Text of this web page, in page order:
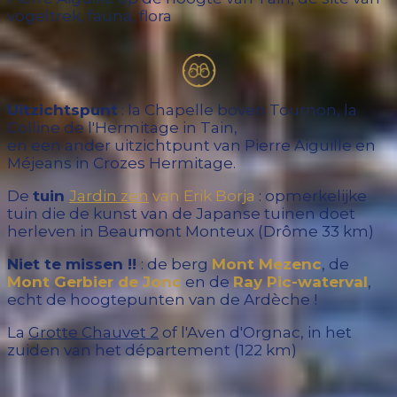
vogeltrek, fauna, flora
Uitzichtspunt : la Chapelle boven Tournon, la
Colline de l'Hermitage in Tain,
en een ander uitzichtpunt van Pierre Aiguille en
Méjeans in Crozes Hermitage.
De tuin Jardin zen van Erik Borja : opmerkelijke
tuin die de kunst van de Japanse tuinen doet
herleven in Beaumont Monteux (Drôme 33 km)
Niet te missen !! : de berg Mont Mezenc, de
Mont Gerbier de Jonc en de Ray Pic-waterval,
echt de hoogtepunten van de Ardèche !
LaGrotte Chauvet 2 of l'Aven d'Orgnac, in het
zuiden van het département (122 km)